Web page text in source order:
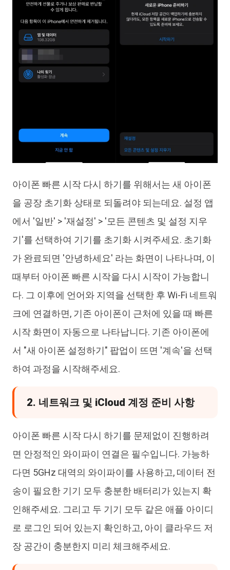
아이폰 빠른 시작 다시 하기를 위해서는 새 아이폰
을 공장 초기화 상태로 되돌려야 되는데요. 설정 앱
에서 '일반' > '재설정' > '모든 콘텐츠 및 설정 지우
기'를 선택하여 기기를 초기화 시켜주세요. 초기화
가 완료되면 '안녕하세요' 라는 화면이 나타나며, 이
때부터 아이폰 빠른 시작을 다시 시작이 가능합니
다. 그 이후에 언어와 지역을 선택한 후 Wi-Fi 네트워
크에 연결하면, 기존 아이폰이 근처에 있을 때 빠른
시작 화면이 자동으로 나타납니다. 기존 아이폰에
서 "새 아이폰 설정하기" 팝업이 뜨면 '계속'을 선택
하여 과정을 시작해주세요.
2. 네트워크 및 iCloud 계정 준비 사항
아이폰 빠른 시작 다시 하기를 문제없이 진행하려
면 안정적인 와이파이 연결은 필수입니다. 가능하
다면 5GHz 대역의 와이파이를 사용하고, 데이터 전
송이 필요한 기기 모두 충분한 배터리가 있는지 확
인해주세요. 그리고 두 기기 모두 같은 애플 아이디
로 로그인 되어 있는지 확인하고, 아이 클라우드 저
장 공간이 충분한지 미리 체크해주세요.